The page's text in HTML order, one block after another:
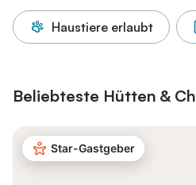
Haustiere erlaubt
Beliebteste Hütten &
Star-Gastgeber